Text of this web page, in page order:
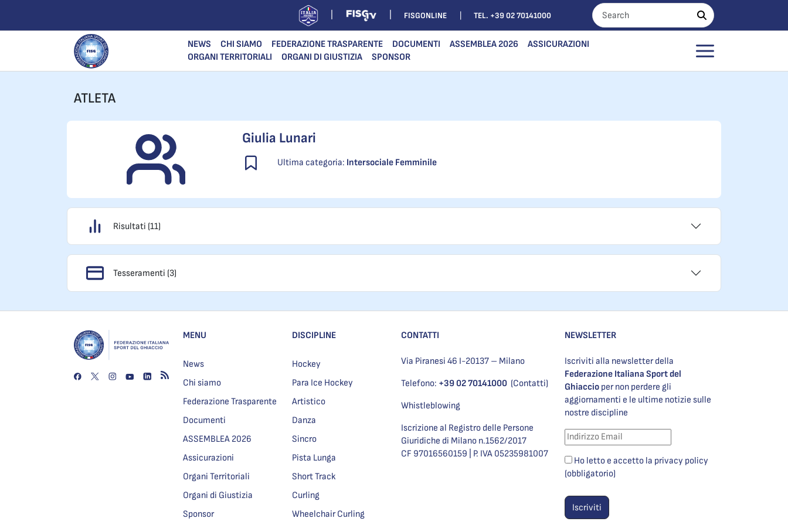
FISGONLINE TEL. +39 02 70141000
NEWS CHI SIAMO FEDERAZIONE TRASPARENTE DOCUMENTI ASSEMBLEA 2026
ASSICURAZIONI
ORGANI TERRITORIALI
ORGANI DI GIUSTIZIA SPONSOR
ATLETA
Giulia Lunari
Ultima categoria: Intersociale Femminile
Risultati (11)
Tesseramenti (3)
MENU
News
Chi siamo
Federazione Trasparente
Documenti
ASSEMBLEA 2026
Assicurazioni
Organi Territoriali
Organi di Giustizia
Sponsor
DISCIPLINE
Hockey
Para Ice Hockey
Artistico
Danza
Sincro
Pista Lunga
Short Track
Curling
Wheelchair Curling
CONTATTI
Via Piranesi 46 I-20137 – Milano
Telefono: +39 02 70141000 (Contatti)
Whistleblowing
Iscrizione al Registro delle Persone
Giuridiche di Milano n.1562/2017
CF 97016560159 | P. IVA 05235981007
NEWSLETTER
Iscriviti alla newsletter della
Federazione Italiana Sport del
Ghiaccio per non perdere gli
aggiornamenti e le ultime notizie sulle
nostre discipline
Ho letto e accetto la privacy policy
(obbligatorio)